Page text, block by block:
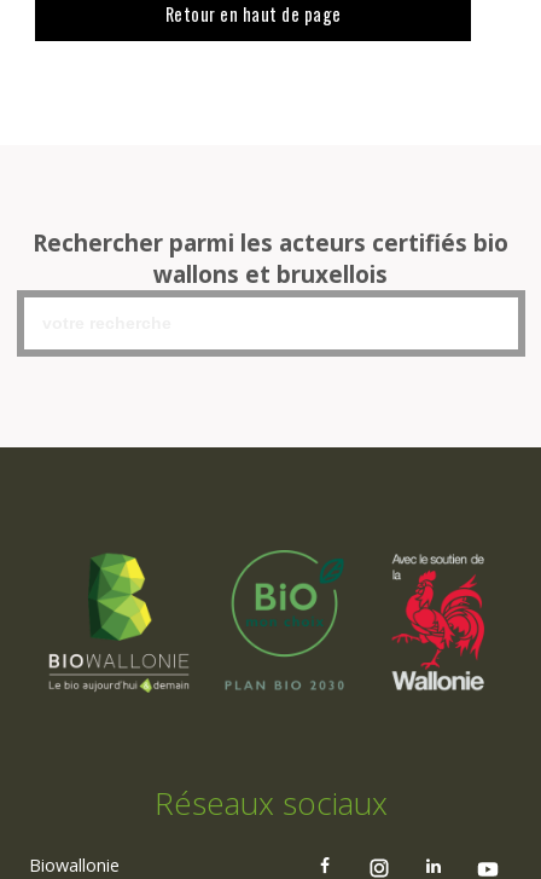
Retour en haut de page
Rechercher parmi les acteurs certifiés bio
wallons et bruxellois
Réseaux sociaux
Biowallonie